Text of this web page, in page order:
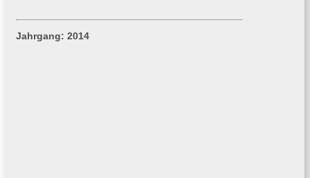
Jahrgang: 2014